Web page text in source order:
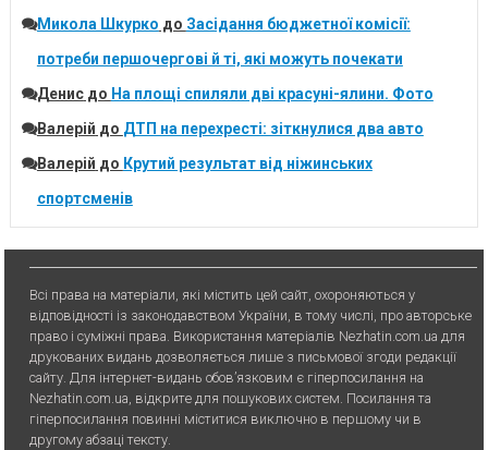
Микола Шкурко до Засідання бюджетної комісії:
потреби першочергові й ті, які можуть почекати
Денисдо На площі спиляли дві красуні-ялини. Фото
Валерій до ДТП на перехресті: зіткнулися два авто
Валерій до Крутий результат від ніжинських
спортсменів
Всі права на матеріали, які містить цей сайт, охороняються у
відповідності із законодавством України, в тому числі, про авторське
право і суміжні права. Використання матерiалiв Nezhatin.com.ua для
друкованих видань дозволяється лише з письмової згоди редакції
сайту. Для iнтернет-видань обов’язковим є гiперпосилання на
Nezhatin.com.ua, відкрите для пошукових систем. Посилання та
гіперпосилання повинні міститися виключно в першому чи в
другому абзаці тексту.